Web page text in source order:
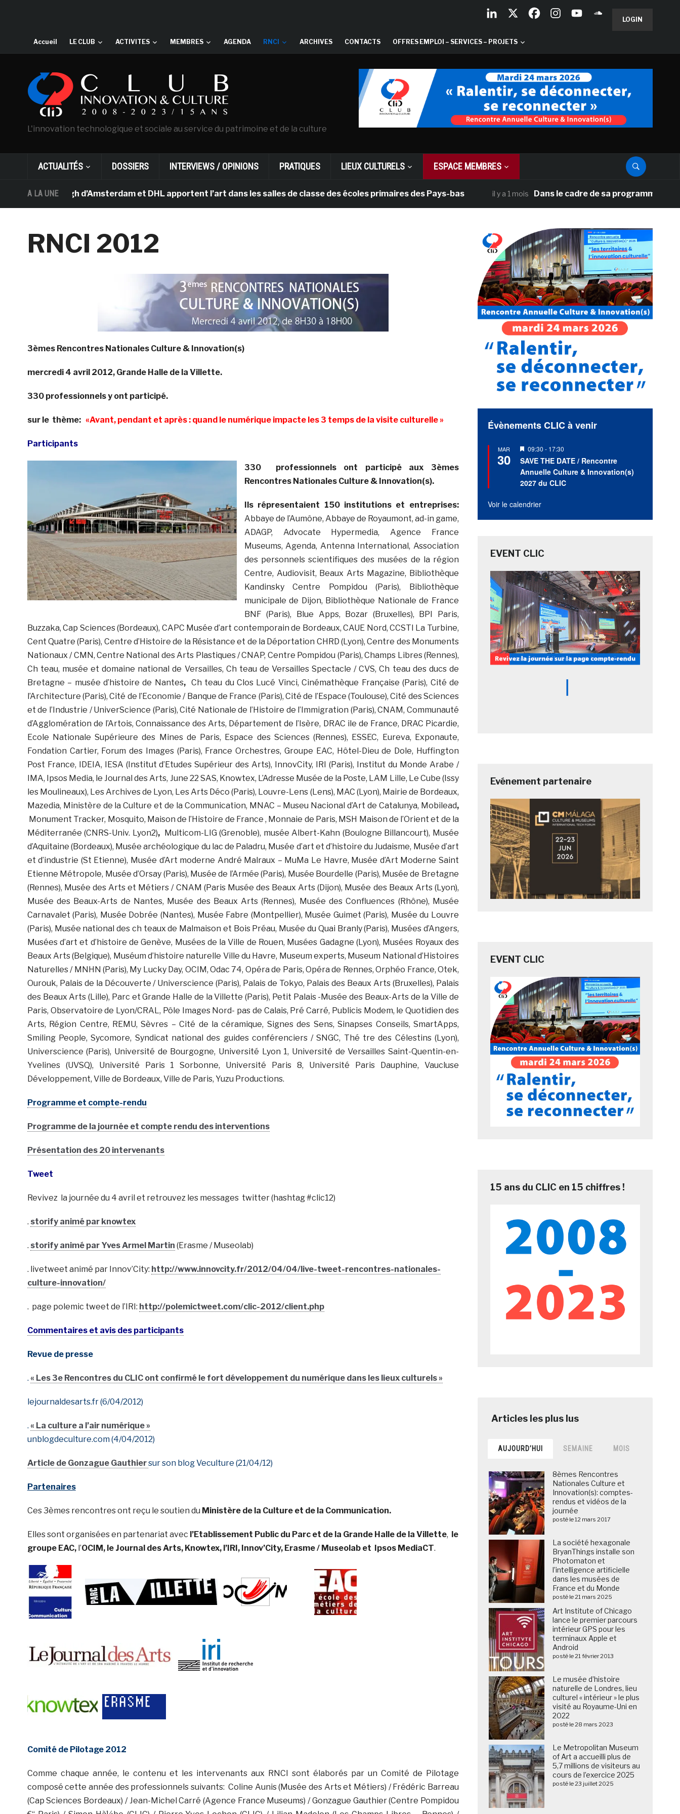
LOGIN
Accueil LE CLUB ACTIVITES MEMBRES AGENDA RNCI ARCHIVES CONTACTS OFFRES EMPLOI – SERVICES – PROJETS
L'innovation technologique et sociale au service du patrimoine et de la culture
ACTUALITÉS DOSSIERS INTERVIEWS / OPINIONS PRATIQUES LIEUX CULTURELS ESPACE MEMBRES
A LA UNE
Van Gogh d’Amsterdam et DHL apportent l’art dans les salles de classe des écoles primaires des Pays-bas il y a 1 mois Dans le cadre de sa programmation
RNCI 2012
3èmes Rencontres Nationales Culture & Innovation(s)
mercredi 4 avril 2012, Grande Halle de la Villette.
330 professionnels y ont participé.
sur le thème: «Avant, pendant et après : quand le numérique impacte les 3 temps de la visite culturelle »
Participants
330 professionnels ont participé aux 3èmes
Rencontres Nationales Culture & Innovation(s).
Ils répresentaient 150 institutions et entreprises:
Abbaye de l’Aumône, Abbaye de Royaumont, ad-in game,
ADAGP, Advocate Hypermedia, Agence France
Museums, Agenda, Antenna International, Association
des personnels scientifiques des musées de la région
Centre, Audiovisit, Beaux Arts Magazine, Bibliothèque
Kandinsky Centre Pompidou (Paris), Bibliothèque
municipale de Dijon, Bibliothèque Nationale de France
BNF (Paris), Blue Apps, Bozar (Bruxelles), BPI Paris,
Buzzaka, Cap Sciences (Bordeaux), CAPC Musée d’art contemporain de Bordeaux, CAUE Nord, CCSTI La Turbine,
Cent Quatre (Paris), Centre d’Histoire de la Résistance et de la Déportation CHRD (Lyon), Centre des Monuments
Nationaux / CMN, Centre National des Arts Plastiques / CNAP, Centre Pompidou (Paris), Champs Libres (Rennes),
Ch teau, musée et domaine national de Versailles, Ch teau de Versailles Spectacle / CVS, Ch teau des ducs de
Bretagne – musée d’histoire de Nantes, Ch teau du Clos Lucé Vinci, Cinémathèque Française (Paris), Cité de
l’Architecture (Paris), Cité de l’Economie / Banque de France (Paris), Cité de l’Espace (Toulouse), Cité des Sciences
et de l’Industrie / UniverScience (Paris), Cité Nationale de l’Histoire de l’Immigration (Paris), CNAM, Communauté
d’Agglomération de l’Artois, Connaissance des Arts, Département de l’Isère, DRAC ile de France, DRAC Picardie,
Ecole Nationale Supérieure des Mines de Paris, Espace des Sciences (Rennes), ESSEC, Eureva, Exponaute,
Fondation Cartier, Forum des Images (Paris), France Orchestres, Groupe EAC, Hôtel-Dieu de Dole, Huffington
Post France, IDEIA, IESA (Institut d’Etudes Supérieur des Arts), InnovCity, IRI (Paris), Institut du Monde Arabe /
IMA, Ipsos Media, le Journal des Arts, June 22 SAS, Knowtex, L’Adresse Musée de la Poste, LAM Lille, Le Cube (Issy
les Moulineaux), Les Archives de Lyon, Les Arts Déco (Paris), Louvre-Lens (Lens), MAC (Lyon), Mairie de Bordeaux,
Mazedia, Ministère de la Culture et de la Communication, MNAC – Museu Nacional d’Art de Catalunya, Mobilead,
Monument Tracker, Mosquito, Maison de l’Histoire de France , Monnaie de Paris, MSH Maison de l’Orient et de la
Méditerranée (CNRS-Univ. Lyon2), Multicom-LIG (Grenoble), musée Albert-Kahn (Boulogne Billancourt), Musée
d’Aquitaine (Bordeaux), Musée archéologique du lac de Paladru, Musée d’art et d’histoire du Judaisme, Musée d’art
et d’industrie (St Etienne), Musée d’Art moderne André Malraux – MuMa Le Havre, Musée d’Art Moderne Saint
Etienne Métropole, Musée d’Orsay (Paris), Musée de l’Armée (Paris), Musée Bourdelle (Paris), Musée de Bretagne
(Rennes), Musée des Arts et Métiers / CNAM (Paris Musée des Beaux Arts (Dijon), Musée des Beaux Arts (Lyon),
Musée des Beaux-Arts de Nantes, Musée des Beaux Arts (Rennes), Musée des Confluences (Rhône), Musée
Carnavalet (Paris), Musée Dobrée (Nantes), Musée Fabre (Montpellier), Musée Guimet (Paris), Musée du Louvre
(Paris), Musée national des ch teaux de Malmaison et Bois Préau, Musée du Quai Branly (Paris), Musées d’Angers,
Musées d’art et d’histoire de Genève, Musées de la Ville de Rouen, Musées Gadagne (Lyon), Musées Royaux des
Beaux Arts (Belgique), Muséum d’histoire naturelle Ville du Havre, Museum experts, Museum National d’Histoires
Naturelles / MNHN (Paris), My Lucky Day, OCIM, Odac 74, Opéra de Paris, Opéra de Rennes, Orphéo France, Otek,
Ourouk, Palais de la Découverte / Universcience (Paris), Palais de Tokyo, Palais des Beaux Arts (Bruxelles), Palais
des Beaux Arts (Lille), Parc et Grande Halle de la Villette (Paris), Petit Palais -Musée des Beaux-Arts de la Ville de
Paris, Observatoire de Lyon/CRAL, Pôle Images Nord- pas de Calais, Pré Carré, Publicis Modem, le Quotidien des
Arts, Région Centre, REMU, Sèvres – Cité de la céramique, Signes des Sens, Sinapses Conseils, SmartApps,
Smiling People, Sycomore, Syndicat national des guides conférenciers / SNGC, Thé tre des Célestins (Lyon),
Universcience (Paris), Université de Bourgogne, Université Lyon 1, Université de Versailles Saint-Quentin-en-
Yvelines (UVSQ), Université Paris 1 Sorbonne, Université Paris 8, Université Paris Dauphine, Vaucluse
Développement, Ville de Bordeaux, Ville de Paris, Yuzu Productions.
Programme et compte-rendu
Programme de la journée et compte rendu des interventions
Présentation des 20 intervenants
Tweet
Revivez la journée du 4 avril et retrouvez les messages twitter (hashtag #clic12)
. storify animé par knowtex
. storify animé par Yves Armel Martin (Erasme / Museolab)
. livetweet animé par Innov’City: http://www.innovcity.fr/2012/04/04/live-tweet-rencontres-nationales-
culture-innovation/
. page polemic tweet de l’IRI: http://polemictweet.com/clic-2012/client.php
Commentaires et avis des participants
Revue de presse
. « Les 3e Rencontres du CLIC ont confirmé le fort développement du numérique dans les lieux culturels »
lejournaldesarts.fr (6/04/2012)
. « La culture a l’air numérique »
unblogdeculture.com (4/04/2012)
Article de Gonzague Gauthiersur son blog Veculture (21/04/12)
Partenaires
Ces 3èmes rencontres ont reçu le soutien du Ministère de la Culture et de la Communication.
Elles sont organisées en partenariat avec l’Etablissement Public du Parc et de la Grande Halle de la Villette, le
groupe EAC,l’OCIM, le Journal des Arts, Knowtex, l’IRI, Innov’City, Erasme / Museolab et Ipsos MediaCT.
Comité de Pilotage 2012
Comme chaque année, le contenu et les intervenants aux RNCI sont élaborés par un Comité de Pilotage
composé cette année des professionnels suivants: Coline Aunis (Musée des Arts et Métiers) / Frédéric Barreau
(Cap Sciences Bordeaux) / Jean-Michel Carré (Agence France Museums) / Gonzague Gauthier (Centre Pompidou
Évènements CLIC à venir
MAR
30
Mis
en
avant
09:30 - 17:30
SAVE THE DATE / Rencontre
Annuelle Culture & Innovation(s)
2027 du CLIC
Voir le calendrier
EVENT CLIC
Evénement partenaire
EVENT CLIC
15 ans du CLIC en 15 chiffres !
AUJOURD’HUI SEMAINE MOIS
8èmes Rencontres
Nationales Culture et
Innovation(s): comptes-
rendus et vidéos de la
journée
posté le 12 mars 2017
La société hexagonale
BryanThings installe son
Photomaton et
l’intelligence artificielle
dans les musées de
France et du Monde
posté le 21 mars 2025
Art Institute of Chicago
lance le premier parcours
intérieur GPS pour les
terminaux Apple et
Android
posté le 21 février 2013
Le musée d’histoire
naturelle de Londres, lieu
culturel « intérieur » le plus
visité au Royaume-Uni en
2022
posté le 28 mars 2023
Le Metropolitan Museum
of Art a accueilli plus de
5,7 millions de visiteurs au
cours de l’exercice 2025
posté le 23 juillet 2025